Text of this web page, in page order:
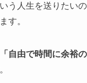
う人生を送りたい
す。
「自由で時間に余裕